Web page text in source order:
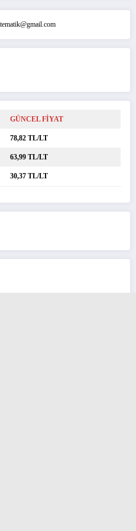
GÜNCEL FİYAT
78,82 TL/LT
63,99 TL/LT
30,37 TL/LT